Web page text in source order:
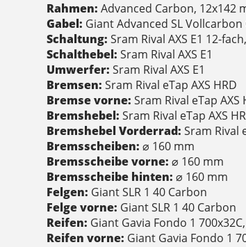
Rahmen: Advanced Carbon, 12x142
Gabel: Giant Advanced SL Vollcarbon
Schaltung: Sram Rival AXS E1 12-
Schalthebel: Sram Rival AXS E1
Umwerfer: Sram Rival AXS E1
Bremsen: Sram Rival eTap AXS HRD
Bremse vorne: Sram Rival eTap AXS
Bremshebel: Sram Rival eTap AXS
Bremshebel Vorderrad: Sram Rival
Bremsscheiben: ⌀ 160 mm
Bremsscheibe vorne: ⌀ 160 mm
Bremsscheibe hinten: ⌀ 160 mm
Felgen: Giant SLR 1 40 Carbon
Felge vorne: Giant SLR 1 40 Carbon
Reifen: Giant Gavia Fondo 1
Reifen vorne: Giant Gavia Fondo 1